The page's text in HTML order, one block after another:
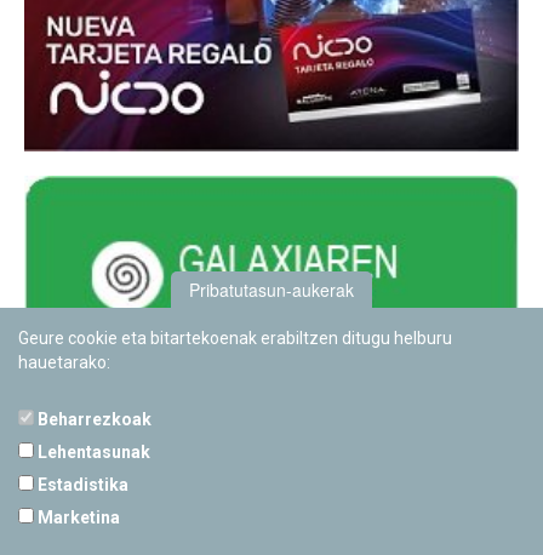
Pribatutasun-aukerak
Geure cookie eta bitartekoenak erabiltzen ditugu helburu
hauetarako:
Beharrezkoak
Lehentasunak
Estadistika
Marketina